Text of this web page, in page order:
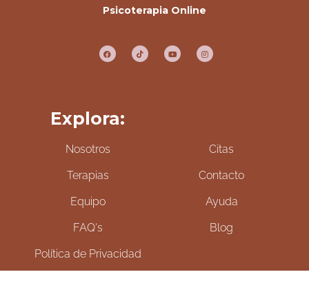
Psicoterapia Online
Explora:
Nosotros
Terapias
Equipo
FAQ's
Política de Privacidad
Citas
Contacto
Ayuda
Blog